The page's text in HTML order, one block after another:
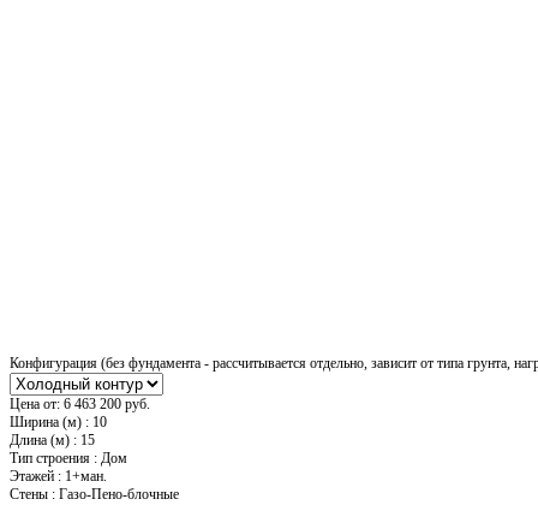
Конфигурация (без фундамента - рассчитывается отдельно, зависит от типа грунта,
Цена от: 6 463 200 руб.
Ширина (м) : 10
Длина (м) : 15
Тип строения : Дом
Этажей : 1+ман.
Стены : Газо-Пено-блочные